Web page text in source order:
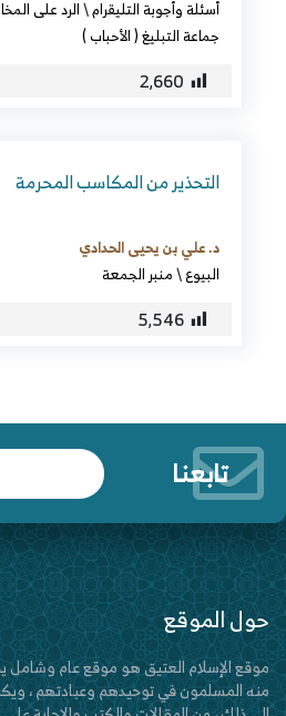
أسئلة وأجوبة التليقرام\الرد على
جماعة التبليغ ( الأحباب )
2٬660
التحذير من المكاسب المحرمة
د. علي بن يحيى الحدادي
البيوع\منبر الجمعة
5٬546
تابعنا
حول الموقع
موقع الإسلام العتيق هو موقع عام
منه المسلمون في توحيدهم وعبادتهم ،